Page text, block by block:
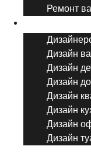
Ремонт
Дизайн
Дизайн
Дизайн
Дизайн
Дизайн
Дизайн
Дизайн